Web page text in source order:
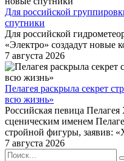
Для российской
спутники
Для российской
«Электро» создадут новые
7 августа 2026
Пелагея раскрыла секрет
всю жизнь»
Российская певица Пелагея
сценическим именем
стройной фигуры, заявив:
7 августа 2026